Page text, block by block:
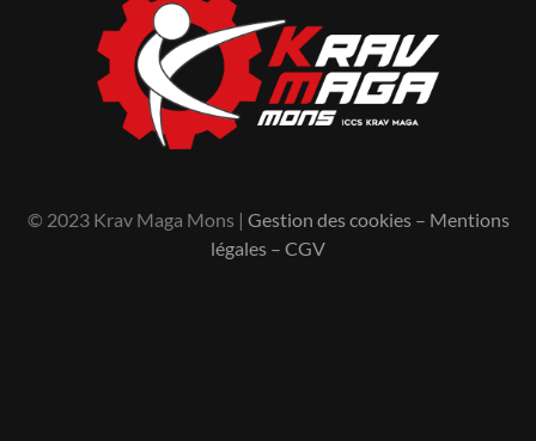
© 2023 Krav Maga Mons | Gestion des cookies– Mentions
légales – CGV